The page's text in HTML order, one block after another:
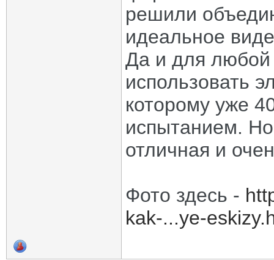
решили
идеальное
Да и для любой
использовать
которому уже
испытанием.
отличная и
Фото здесь -
kak-...ye-